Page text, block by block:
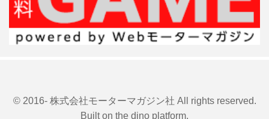
© 2016- 株式会社モーターマガジン社 All rights reserved.
Built on the dino platform.